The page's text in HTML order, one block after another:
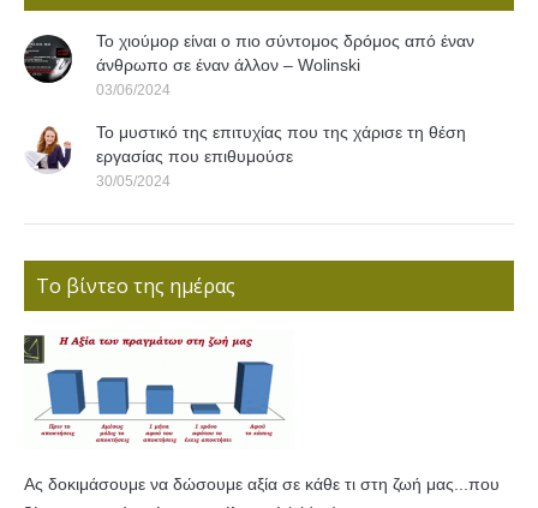
Το χιούμορ είναι ο πιο σύντομος δρόμος από έναν
άνθρωπο σε έναν άλλον – Wolinski
03/06/2024
Το μυστικό της επιτυχίας που της χάρισε τη θέση
εργασίας που επιθυμούσε
30/05/2024
Το βίντεο της ημέρας
Ας δοκιμάσουμε να δώσουμε αξία σε κάθε τι στη ζωή μας...που